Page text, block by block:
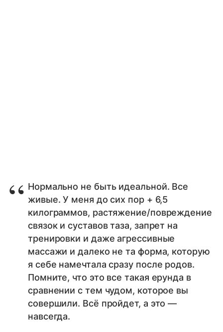
Нормально не быть идеальной. Все
живые. У меня до сих пор + 6,5
килограммов, растяжение/повреждение
связок и суставов таза, запрет на
тренировки и даже агрессивные
массажи и далеко не та форма, которую
я себе намечтала сразу после родов.
Помните, что это все такая ерунда в
сравнении с тем чудом, которое вы
совершили. Всё пройдет, а это —
навсегда.